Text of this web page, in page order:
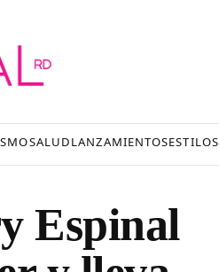
SALUDLANZAMIENTOSESTILOS
Espinal